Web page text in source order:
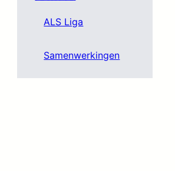
ALS Liga
Samenwerkingen